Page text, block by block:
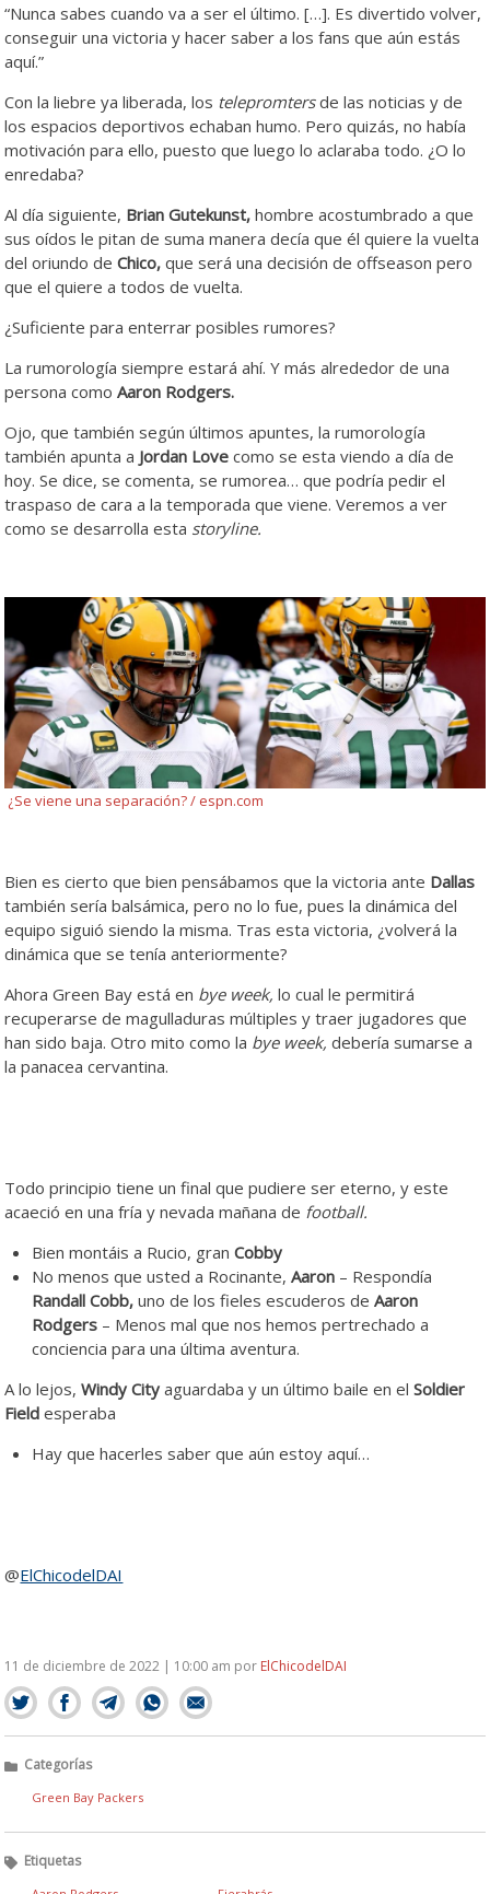
“Nunca sabes cuando va a ser el último. […]. Es divertido volver,
conseguir una victoria y hacer saber a los fans que aún estás
aquí.”
Con la liebre ya liberada, los telepromtersde las noticias y de
los espacios deportivos echaban humo. Pero quizás, no había
motivación para ello, puesto que luego lo aclaraba todo. ¿O lo
enredaba?
Al día siguiente, Brian Gutekunst, hombre acostumbrado a que
sus oídos le pitan de suma manera decía que él quiere la vuelta
del oriundo deChico, que será una decisión de offseason pero
que el quiere a todos de vuelta.
¿Suficiente para enterrar posibles rumores?
La rumorología siempre estará ahí. Y más alrededor de una
persona comoAaron Rodgers.
Ojo, que también según últimos apuntes, la rumorología
también apunta a Jordan Love como se esta viendo a día de
hoy. Se dice, se comenta, se rumorea… que podría pedir el
traspaso de cara a la temporada que viene. Veremos a ver
como se desarrolla esta storyline.
¿Se viene una separación? / espn.com
Bien es cierto que bien pensábamos que la victoria ante Dallas
también sería balsámica, pero no lo fue, pues la dinámica del
equipo siguió siendo la misma. Tras esta victoria, ¿volverá la
dinámica que se tenía anteriormente?
Ahora Green Bay está en bye week, lo cual le permitirá
recuperarse de magulladuras múltiples y traer jugadores que
han sido baja. Otro mito como la bye week, debería sumarse a
la panacea cervantina.
Todo principio tiene un final que pudiere ser eterno, y este
acaeció en una fría y nevada mañana de football.
Bien montáis a Rucio, granCobby
No menos que usted a Rocinante,Aaron – Respondía
Randall Cobb, uno de los fieles escuderos deAaron
Rodgers – Menos mal que nos hemos pertrechado a
conciencia para una última aventura.
A lo lejos,Windy City aguardaba y un último baile en elSoldier
Field esperaba
Hay que hacerles saber que aún estoy aquí…
@ElChicodelDAI
11 de diciembre de 2022 | 10:00 am por ElChicodelDAI
Categorías
Green Bay Packers
Etiquetas